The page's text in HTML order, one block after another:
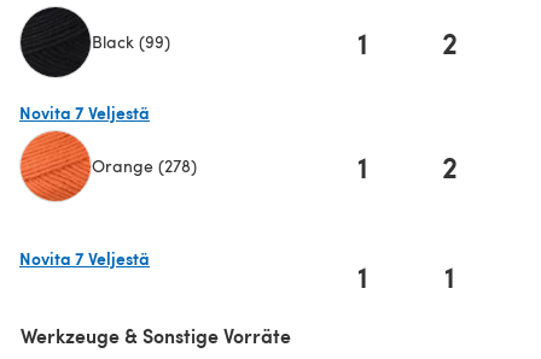
Black (99) 1 2
Novita 7 Veljestä
Orange (278) 1 2
Novita 7 Veljestä
1 1
Werkzeuge & Sonstige Vorräte